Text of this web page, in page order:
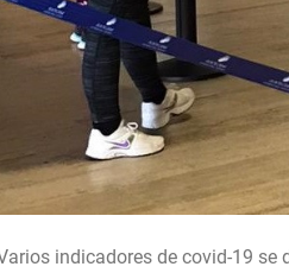
indicadores de covid-19 se